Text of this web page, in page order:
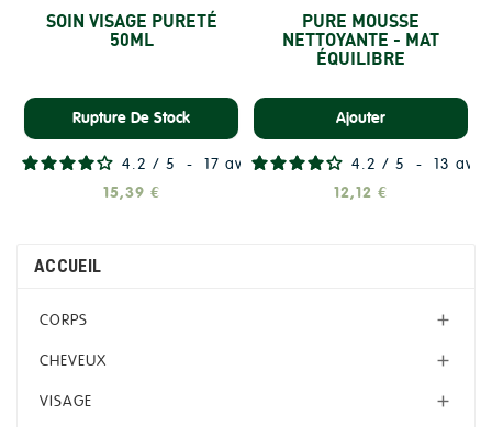
SOIN VISAGE PURETÉ
50ML
Rupture De Stock
4.2 / 5 - 17 avis
15,39 €
PURE MOUSSE
NETTOYANTE - MAT
ÉQUILIBRE
Ajouter
4.2 / 5 - 13 avis
12,12 €
ACCUEIL
CORPS 
CHEVEUX 
VISAGE 